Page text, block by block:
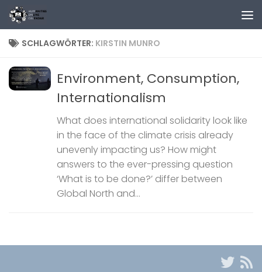
Zum Inhalt springen
SCHLAGWÖRTER: KIRSTIN MUNRO
Environment, Consumption,
Internationalism
What does international solidarity look like
in the face of the climate crisis already
unevenly impacting us? How might
answers to the ever-pressing question
‘What is to be done?’ differ between
Global North and...